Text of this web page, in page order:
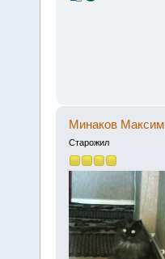
Минаков Максим
Старожил